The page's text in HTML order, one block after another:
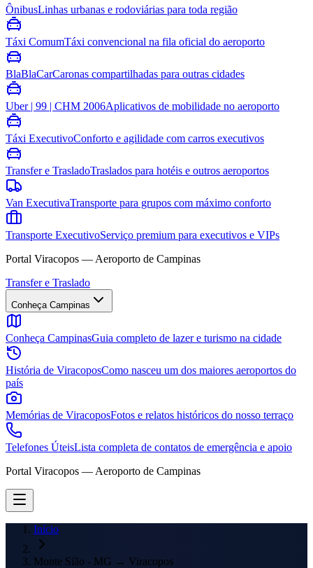
ÔnibusLinhas urbanas e rodoviárias para toda região
Táxi ComumTáxi convencional na fila oficial do aeroporto
BlaBlaCarCaronas compartilhadas para outras cidades
Uber | 99 | CHM 2006Aplicativos de mobilidade no aeroporto
Táxi ExecutivoConforto e agilidade com carros executivos
Transfer e TrasladoTraslados para hotéis e outros aeroportos
Van ExecutivaTransporte para grupos com máximo conforto
Transporte ExecutivoServiço premium para executivos e VIPs
Portal Viracopos — Aeroporto de Campinas
Transfer e Traslado
Conheça Campinas
Conheça CampinasGuia completo de lazer e turismo na cidade
História de ViracoposComo nasceu um dos maiores aeroportos do
país
Memórias de ViracoposFotos e relatos históricos do nosso terraço
Telefones ÚteisLista completa de contatos de emergência e apoio
Portal Viracopos — Aeroporto de Campinas
Início
Monte Sião - MG → Viracopos